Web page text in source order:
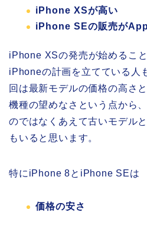
iPhone XSが高い
iPhone SEの販売が
iPhone XSの発売が始めるこ
iPhoneの計画を立てている人
回は最新モデルの価格の高さ
機種の望めなさという点から
のではなくあえて古いモデル
もいると思います。
特にiPhone 8とiPhone SEは
価格の安さ